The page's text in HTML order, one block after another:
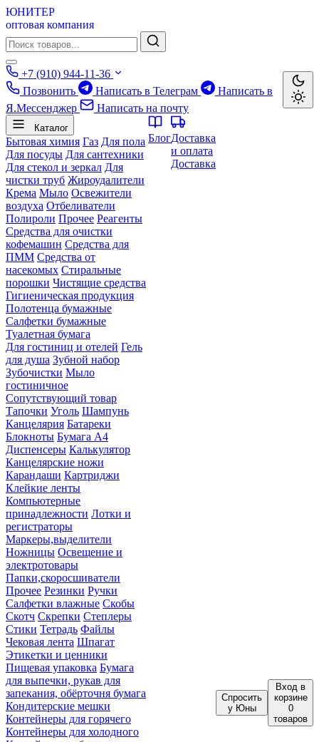
ЮНИТЕР
оптовая компания
+7 (910) 944-11-36
Позвонить
Написать в Телеграм
Написать в
Я.Мессенджер
Написать на почту
Каталог
Бытовая химия Газ Для пола
Для посуды Для сантехники
Для стекол и зеркал Для
чистки труб Жироудалители
Крема Мыло Освежители
воздуха Отбеливатели
Полироли Прочее Реагенты
Средства для очистки
кофемашин Средства для
ПММ Средства от
насекомых Стиральные
порошки Чистящие средства
Гигиеническая продукция
Полотенца бумажные
Салфетки бумажные
Туалетная бумага
Для гостиниц и отелей Гель
для душа Зубной набор
Зубочистки Мыло
гостиничное
Сопутствующий товар
Тапочки Уголь Шампунь
Канцелярия Батареки
Блокноты Бумага А4
Диспенсеры Калькулятор
Канцелярские ножи
Карандаши Картриджи
Клейкие ленты
Компьютерные
принадлежности Лотки и
регистраторы
Маркеры,выделители
Ножницы Освещение и
электротовары
Папки,скоросшиватели
Прочее Резинки Ручки
Салфетки влажные Скобы
Скотч Скрепки Степлеры
Стики Тетрадь Файлы
Чековая лента Шпагат
Этикетки и ценники
Пищевая упаковка Бумага
для выпечки, рукав для
запекания, обёрточня бумага
Кондитерские мешки
Контейнеры для горячего
Контейнеры для холодного
БлогДоставка
и оплата
Доставка
Спросить
у Юны
Вход в
корзине
0
товаров